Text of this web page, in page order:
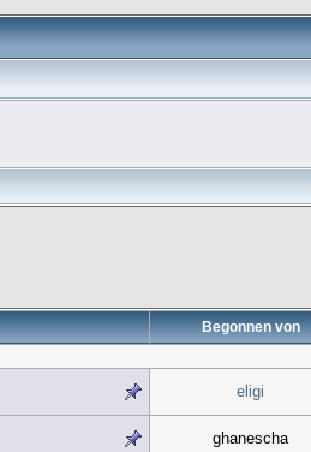
Begonnen von
eligi
ghanescha